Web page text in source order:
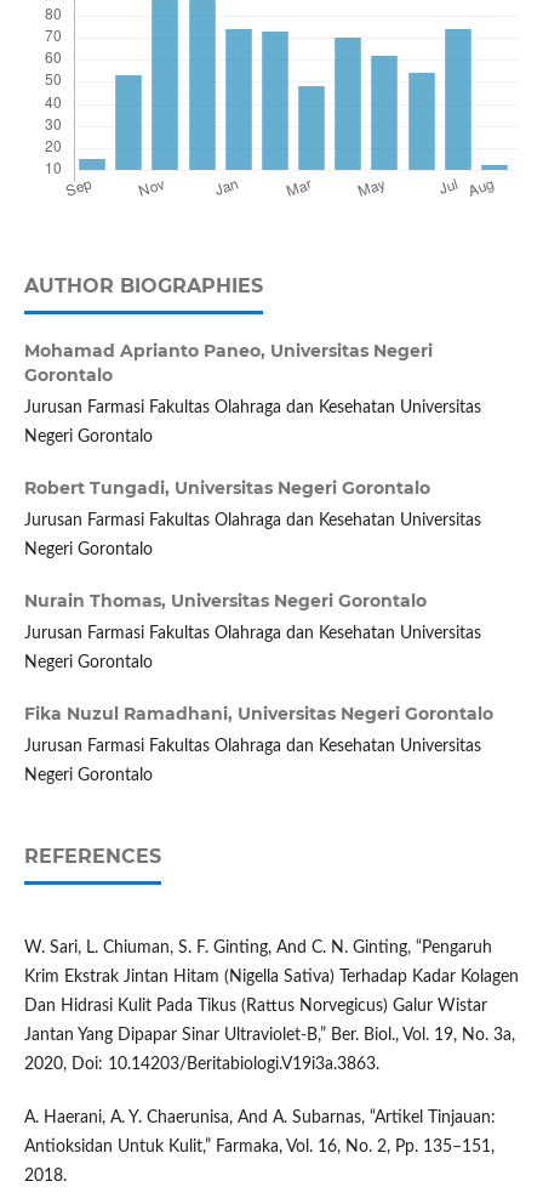
AUTHOR BIOGRAPHIES
Mohamad Aprianto Paneo, Universitas Negeri
Gorontalo
Jurusan Farmasi Fakultas Olahraga dan Kesehatan Universitas
Negeri Gorontalo
Robert Tungadi, Universitas Negeri Gorontalo
Jurusan Farmasi Fakultas Olahraga dan Kesehatan Universitas
Negeri Gorontalo
Nurain Thomas, Universitas Negeri Gorontalo
Jurusan Farmasi Fakultas Olahraga dan Kesehatan Universitas
Negeri Gorontalo
Fika Nuzul Ramadhani, Universitas Negeri Gorontalo
Jurusan Farmasi Fakultas Olahraga dan Kesehatan Universitas
Negeri Gorontalo
REFERENCES
W. Sari, L. Chiuman, S. F. Ginting, And C. N. Ginting, “Pengaruh
Krim Ekstrak Jintan Hitam (Nigella Sativa) Terhadap Kadar Kolagen
Dan Hidrasi Kulit Pada Tikus (Rattus Norvegicus) Galur Wistar
Jantan Yang Dipapar Sinar Ultraviolet-B,” Ber. Biol., Vol. 19, No. 3a,
2020, Doi: 10.14203/Beritabiologi.V19i3a.3863.
A. Haerani, A. Y. Chaerunisa, And A. Subarnas, “Artikel Tinjauan:
Antioksidan Untuk Kulit,” Farmaka, Vol. 16, No. 2, Pp. 135–151,
2018.